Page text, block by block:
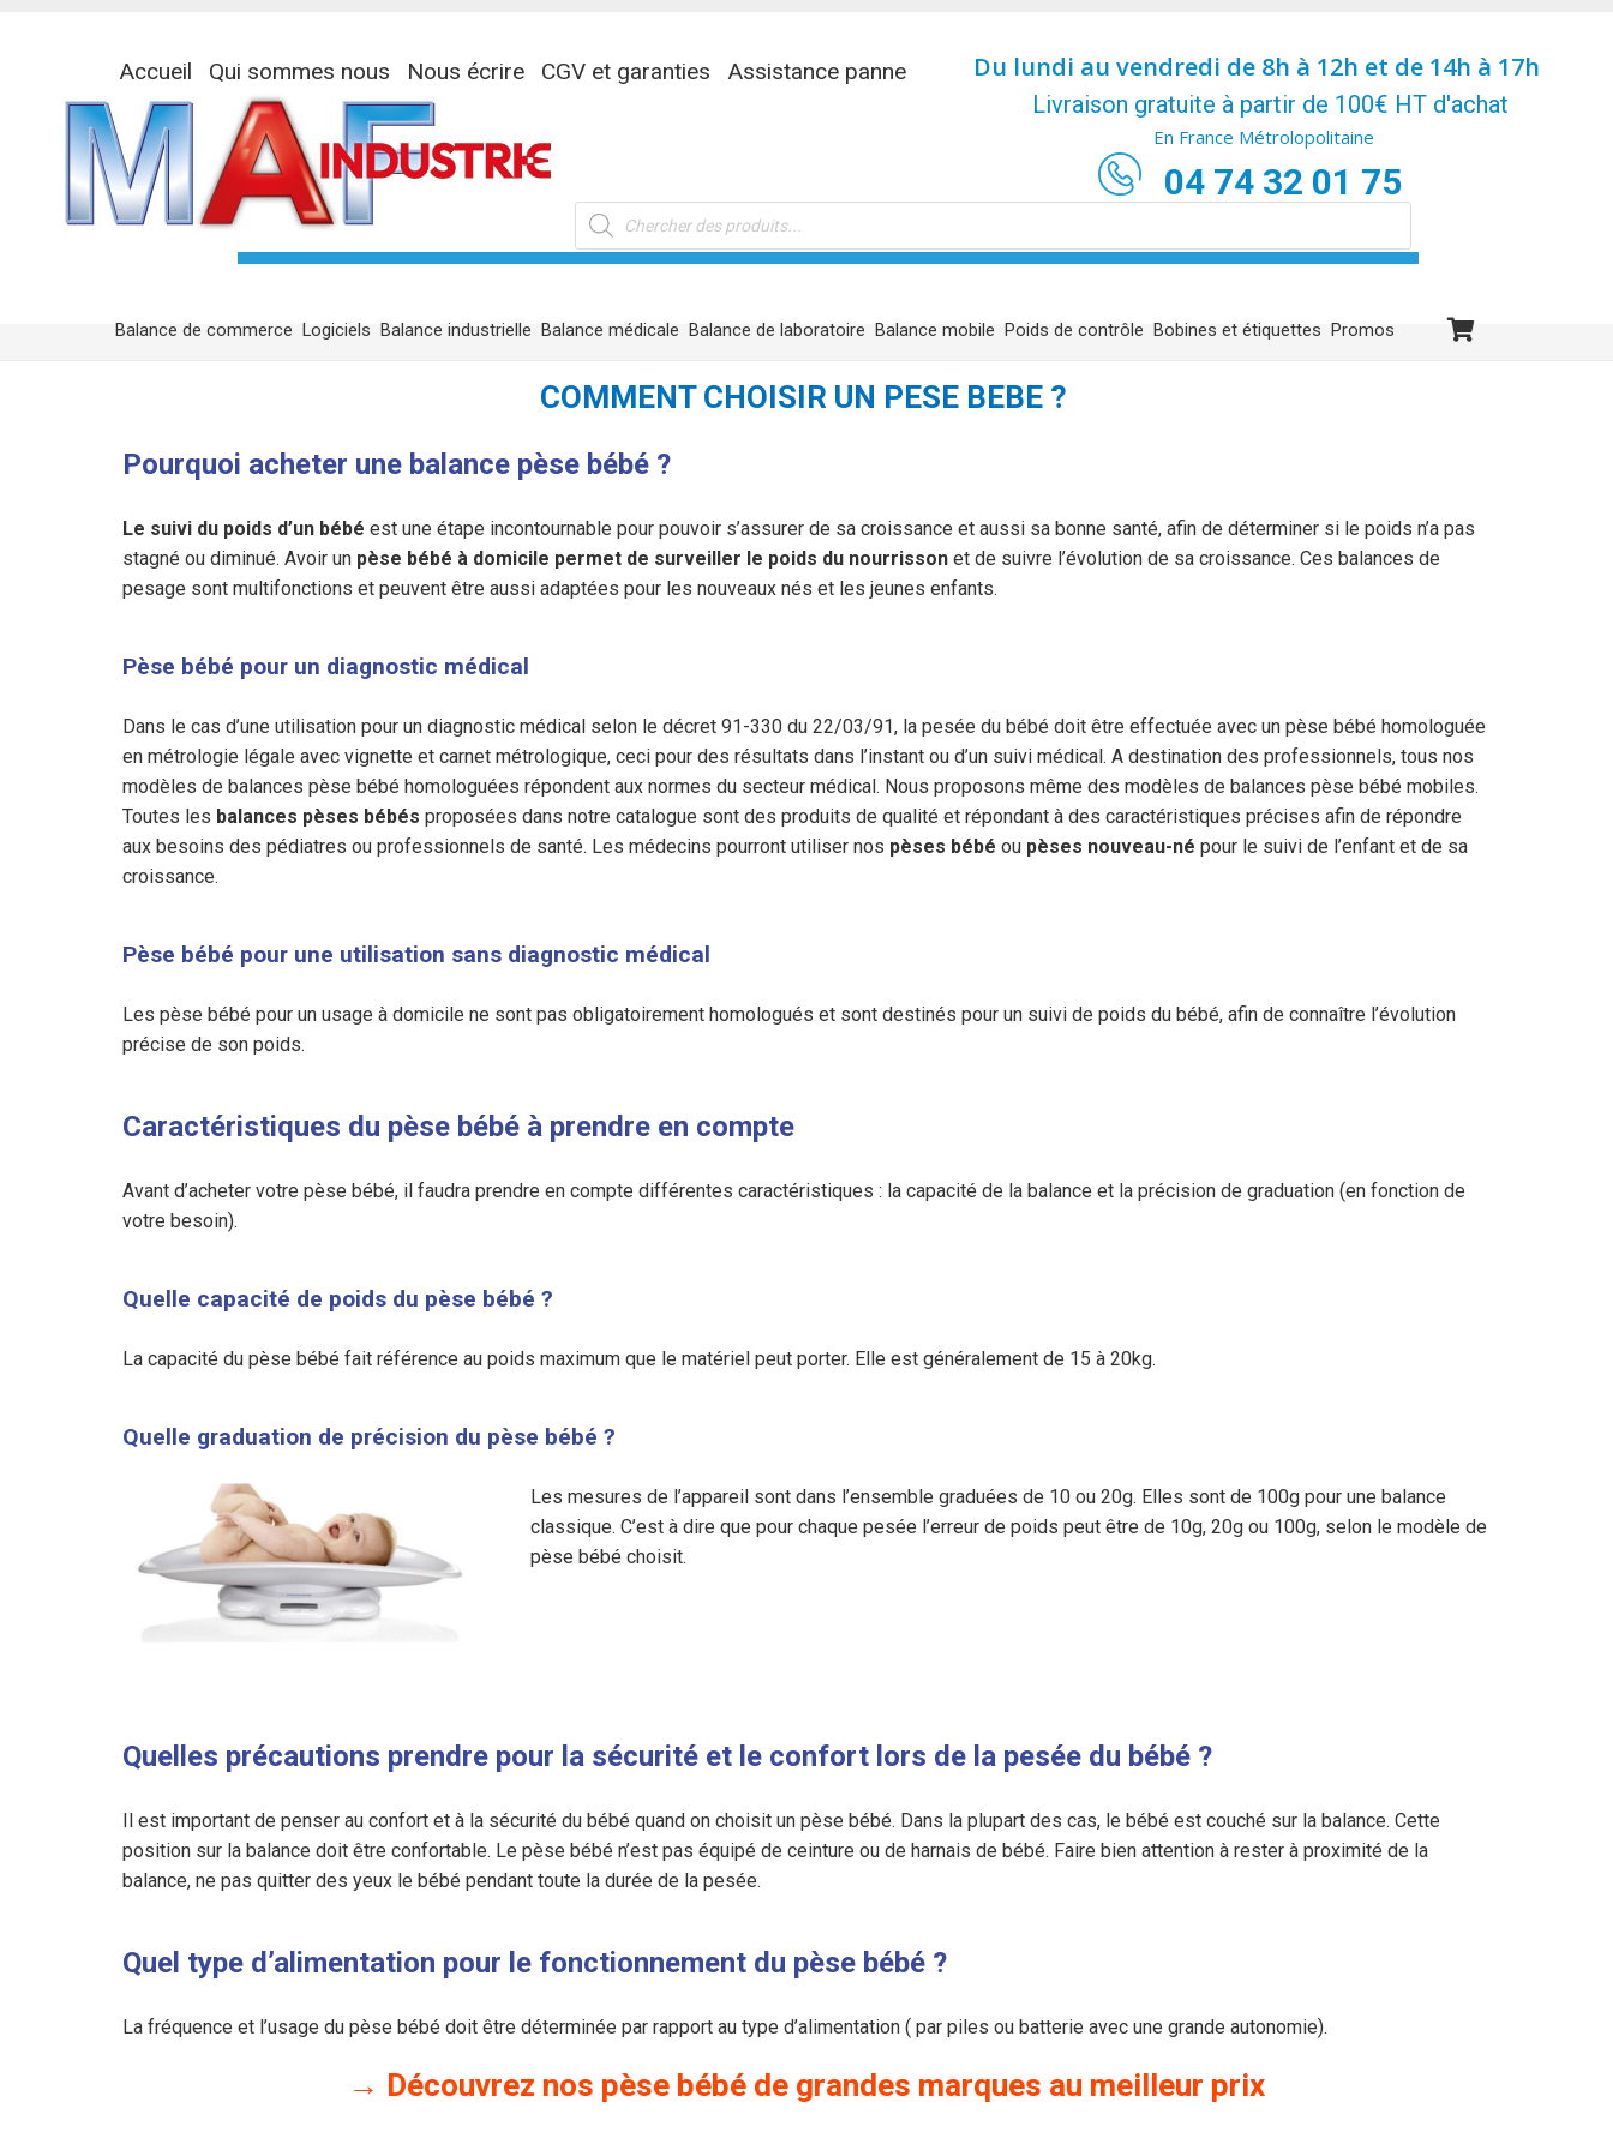
Accueil Qui sommes nous Nous écrire CGV et garanties Assistance panne
04 74 32 01 75
Du lundi au vendredi de 8h à 12h et de 14h à 17h
Recherche
de
En France Métrolopolitaine
Livraison gratuite à partir de 100€ HT d'achat
Balance de commerce Logiciels Balance industrielle Balance médicale Balance de laboratoire Balance mobile Poids de contrôle Bobines et étiquettes Promos
COMMENT CHOISIR UN PESE BEBE ?
Pourquoi acheter une balance pèse bébé ?
Le suivi du poids d’un bébé est une étape incontournable pour pouvoir s’assurer de sa croissance et aussi sa bonne santé, afin de déterminer si le poids n’a pas
stagné ou diminué. Avoir un pèse bébé à domicile permet de surveiller le poids du nourrisson et de suivre l’évolution de sa croissance. Ces balances de
pesage sont multifonctions et peuvent être aussi adaptées pour les nouveaux nés et les jeunes enfants.
Pèse bébé pour un diagnostic médical
Dans le cas d’une utilisation pour un diagnostic médical selon le décret 91-330 du 22/03/91, la pesée du bébé doit être effectuée avec un pèse bébé homologuée
en métrologie légale avec vignette et carnet métrologique, ceci pour des résultats dans l’instant ou d’un suivi médical. A destination des professionnels, tous nos
modèles de balances pèse bébé homologuées répondent aux normes du secteur médical. Nous proposons même des modèles de balances pèse bébé mobiles.
Toutes les balances pèses bébés proposées dans notre catalogue sont des produits de qualité et répondant à des caractéristiques précises afin de répondre
aux besoins des pédiatres ou professionnels de santé. Les médecins pourront utiliser nos pèses bébé ou pèses nouveau-né pour le suivi de l’enfant et de sa
croissance.
Pèse bébé pour une utilisation sans diagnostic médical
Les pèse bébé pour un usage à domicile ne sont pas obligatoirement homologués et sont destinés pour un suivi de poids du bébé, afin de connaître l’évolution
précise de son poids.
Caractéristiques du pèse bébé à prendre en compte
Avant d’acheter votre pèse bébé, il faudra prendre en compte différentes caractéristiques : la capacité de la balance et la précision de graduation (en fonction de
votre besoin).
Quelle capacité de poids du pèse bébé ?
La capacité du pèse bébé fait référence au poids maximum que le matériel peut porter. Elle est généralement de 15 à 20kg.
Quelle graduation de précision du pèse bébé ?
Les mesures de l’appareil sont dans l’ensemble graduées de 10 ou 20g. Elles sont de 100g pour une balance
classique. C’est à dire que pour chaque pesée l’erreur de poids peut être de 10g, 20g ou 100g, selon le modèle de
pèse bébé choisit.
Quelles précautions prendre pour la sécurité et le confort lors de la pesée du bébé ?
Il est important de penser au confort et à la sécurité du bébé quand on choisit un pèse bébé. Dans la plupart des cas, le bébé est couché sur la balance. Cette
position sur la balance doit être confortable. Le pèse bébé n’est pas équipé de ceinture ou de harnais de bébé. Faire bien attention à rester à proximité de la
balance, ne pas quitter des yeux le bébé pendant toute la durée de la pesée.
Quel type d’alimentation pour le fonctionnement du pèse bébé ?
La fréquence et l’usage du pèse bébé doit être déterminée par rapport au type d’alimentation ( par piles ou batterie avec une grande autonomie).
→ Découvrez nos pèse bébé de grandes marques au meilleur prix